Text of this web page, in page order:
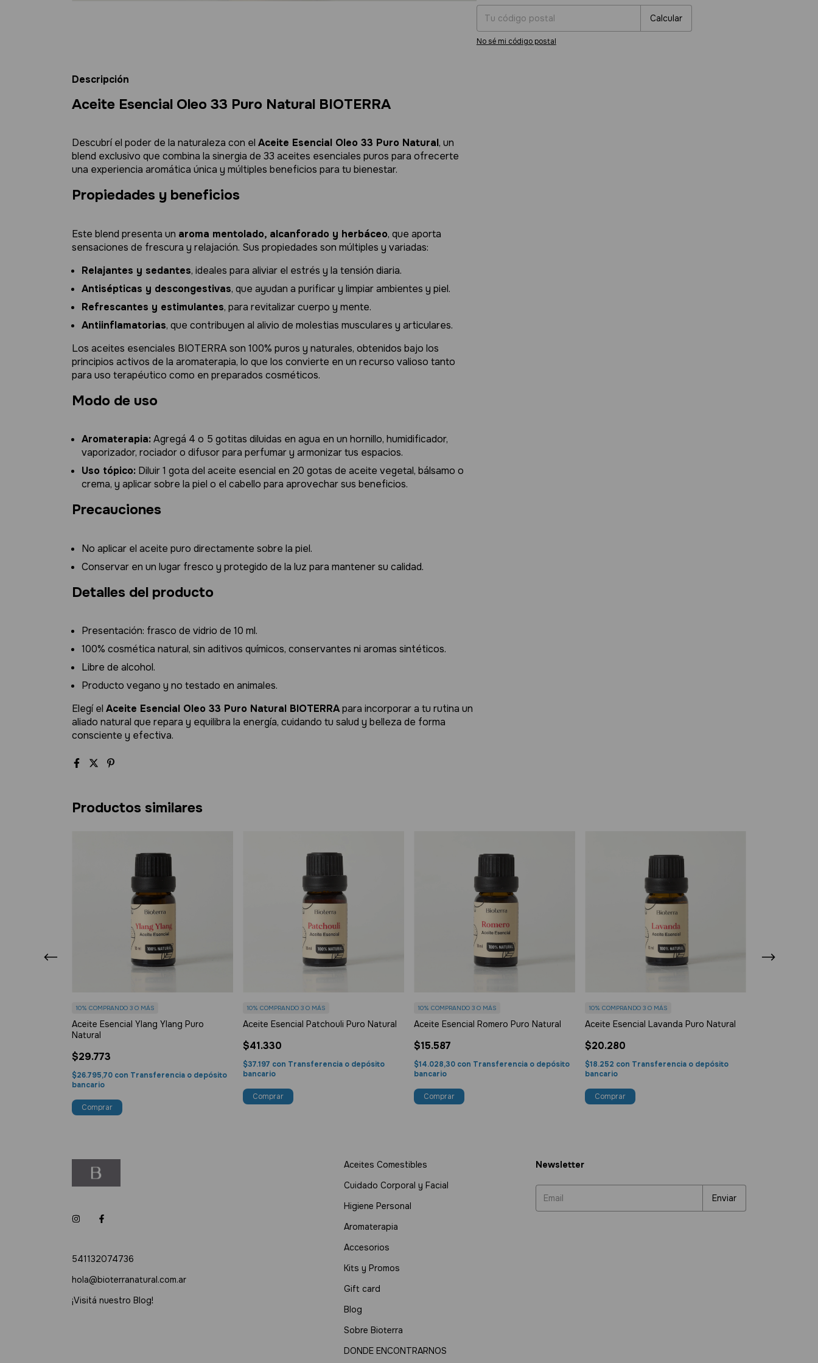
Calcular
No sé mi código postal
Descripción
Aceite Esencial Oleo 33 Puro Natural BIOTERRA
Descubrí el poder de la naturaleza con el Aceite Esencial Oleo 33 Puro Natural, un
blend exclusivo que combina la sinergia de 33 aceites esenciales puros para ofrecerte
una experiencia aromática única y múltiples beneficios para tu bienestar.
Propiedades y beneficios
Este blend presenta un aroma mentolado, alcanforado y herbáceo, que aporta
sensaciones de frescura y relajación. Sus propiedades son múltiples y variadas:
Relajantes y sedantes, ideales para aliviar el estrés y la tensión diaria.
Antisépticas y descongestivas, que ayudan a purificar y limpiar ambientes y piel.
Refrescantes y estimulantes, para revitalizar cuerpo y mente.
Antiinflamatorias, que contribuyen al alivio de molestias musculares y articulares.
Los aceites esenciales BIOTERRA son 100% puros y naturales, obtenidos bajo los
principios activos de la aromaterapia, lo que los convierte en un recurso valioso tanto
para uso terapéutico como en preparados cosméticos.
Modo de uso
Aromaterapia:Agregá 4 o 5 gotitas diluidas en agua en un hornillo, humidificador,
vaporizador, rociador o difusor para perfumar y armonizar tus espacios.
Uso tópico: Diluir 1 gota del aceite esencial en 20 gotas de aceite vegetal, bálsamo o
crema, y aplicar sobre la piel o el cabello para aprovechar sus beneficios.
Precauciones
No aplicar el aceite puro directamente sobre la piel.
Conservar en un lugar fresco y protegido de la luz para mantener su calidad.
Detalles del producto
Presentación: frasco de vidrio de 10 ml.
100% cosmética natural, sin aditivos químicos, conservantes ni aromas sintéticos.
Libre de alcohol.
Producto vegano y no testado en animales.
Elegí el Aceite Esencial Oleo 33 Puro Natural BIOTERRApara incorporar a tu rutina un
aliado natural que repara y equilibra la energía, cuidando tu salud y belleza de forma
consciente y efectiva.
Productos similares
Aceite Esencial Ylang Ylang Puro
Natural
$29.773
10% COMPRANDO 3 O MÁS
$26.795,70 con Transferencia o depósito
bancario
Aceite Esencial Patchouli Puro Natural
$41.330
10% COMPRANDO 3 O MÁS
$37.197 con Transferencia o depósito
bancario
Aceite Esencial Romero Puro Natural
$15.587
10% COMPRANDO 3 O MÁS
$14.028,30 con Transferencia o depósito
bancario
Aceite Esencial Lavanda Puro Natural
$20.280
10% COMPRANDO 3 O MÁS
$18.252 con Transferencia o depósito
bancario
541132074736
hola@bioterranatural.com.ar
¡Visitá nuestro Blog!
Aceites Comestibles
Cuidado Corporal y Facial
Higiene Personal
Aromaterapia
Accesorios
Kits y Promos
Gift card
Blog
Sobre Bioterra
DONDE ENCONTRARNOS
Newsletter